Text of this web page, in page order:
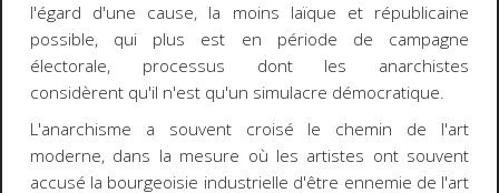
l'égard d'une cause, la moins laïque et républicaine
possible, qui plus est en période de campagne
électorale, processus dont les anarchistes
considèrent qu'il n'est qu'un simulacre démocratique.
L'anarchisme a souvent croisé le chemin de l'art
moderne, dans la mesure où les artistes ont souvent
accusé la bourgeoisie industrielle d'être ennemie de l'art